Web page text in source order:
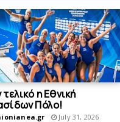
η Eθνική
Πόλο!
July 31, 2026